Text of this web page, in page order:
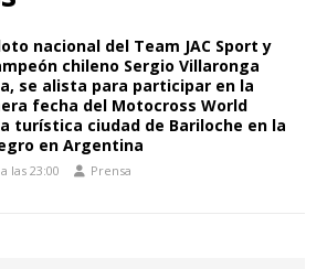
nacional del Team JAC Sport y
chileno Sergio Villaronga
se alista para participar en la
fecha del Motocross World
turística ciudad de Bariloche en la
en Argentina
las 23:00 Prensa